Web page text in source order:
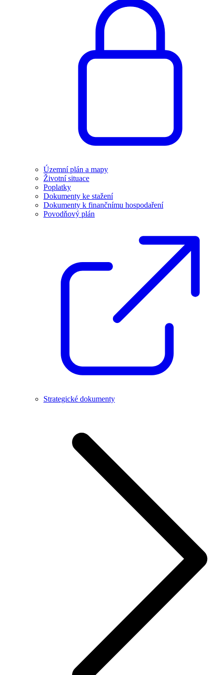
Územní plán a mapy
Životní situace
Poplatky
Dokumenty ke stažení
Dokumenty k finančnímu hospodaření
Povodňový plán
Strategické dokumenty